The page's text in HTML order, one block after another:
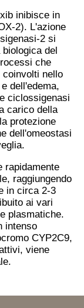
inibisce in
2). L'azione
2 si
del
che
coinvolti nello
dell'edema,
ciclossigenasi
carico della
protezione
dell'omeostasi
rapidamente
raggiungendo
in circa 2-3
ai vari
plasmatiche.
intenso
CYP2C9,
viene